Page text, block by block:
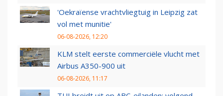
'Oekraïense vrachtvliegtuig in Leipzig zat
vol met munitie'
06-08-2026, 12:20
KLM stelt eerste commerciële vlucht met
Airbus A350-900 uit
06-08-2026, 11:17